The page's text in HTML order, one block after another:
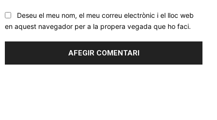
Deseu el meu nom, el meu correu electrònic i el lloc web
en aquest navegador per a la propera vegada que ho faci.